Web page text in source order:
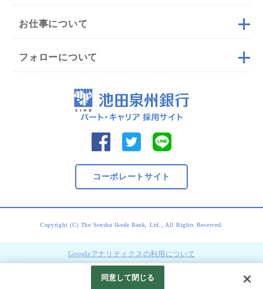
お仕事について
フォローについて
コーポレートサイト
Copyright (C) The Senshu Ikeda Bank, Ltd., All Rights Reserved.
Googleアナリティクスの利用について
同意して閉じる